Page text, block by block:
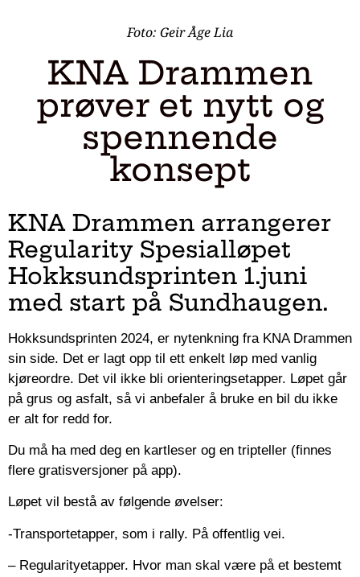
Foto: Geir Åge Lia
KNA Drammen
prøver et nytt og
spennende
konsept
KNA Drammen arrangerer
Regularity Spesialløpet
Hokksundsprinten 1.juni
med start på Sundhaugen.
Hokksundsprinten 2024, er nytenkning fra KNA Drammen
sin side. Det er lagt opp til ett enkelt løp med vanlig
kjøreordre. Det vil ikke bli orienteringsetapper. Løpet går
på grus og asfalt, så vi anbefaler å bruke en bil du ikke
er alt for redd for.
Du må ha med deg en kartleser og en tripteller (finnes
flere gratisversjoner på app).
Løpet vil bestå av følgende øvelser:
-Transportetapper, som i rally. På offentlig vei.
– Regularityetapper. Hvor man skal være på et bestemt